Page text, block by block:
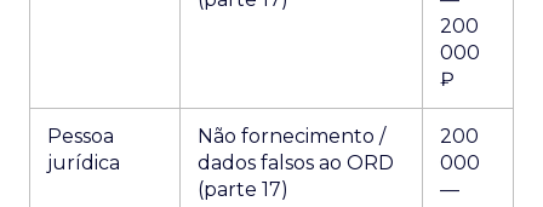
200
000
₽
Pessoa
jurídica
Não fornecimento /
dados falsos ao ORD
(parte 17)
200
000
—